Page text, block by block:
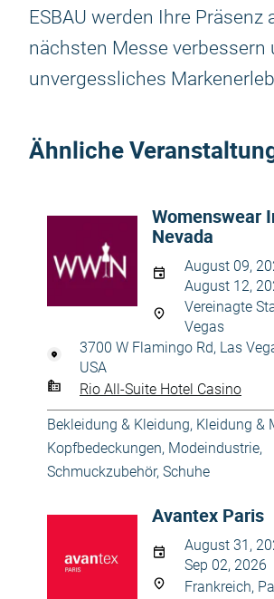
ESBAU werden Ihre Präsenz
nächsten Messe verbessern
unvergessliches
Ähnliche
Womenswear
Nevada
August 09,
August 12,
Vereinagte
Vegas
3700 W Flamingo Rd, Las
USA
Rio All-Suite Hotel Casino
Bekleidung & Kleidung, Kleidung &
Kopfbedeckungen, Modeindustrie,
Schmuckzubehör, Schuhe
Avantex Paris
August 31,
Sep 02, 2026
Frankreich,